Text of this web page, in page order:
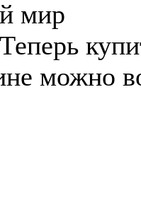
мир
можно